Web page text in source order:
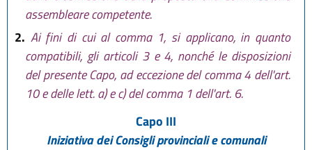
assembleare competente.
2. Ai fini di cui al comma 1, si applicano, in quanto
compatibili, gli articoli 3 e 4, nonché le disposizioni
del presente Capo, ad eccezione del comma 4 dell'art.
10 e delle lett. a) e c) del comma 1 dell'art. 6.
Capo III
Iniziativa dei Consigli provinciali e comunali